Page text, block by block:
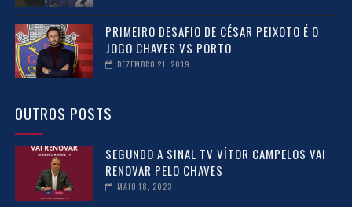
PRIMEIRO DESAFIO DE CÉSAR PEIXOTO É O
JOGO CHAVES VS PORTO
DEZEMBRO 21, 2019
OUTROS POSTS
SEGUNDO A SINAL TV VÍTOR CAMPELOS VAI
RENOVAR PELO CHAVES
MAIO 18, 2023